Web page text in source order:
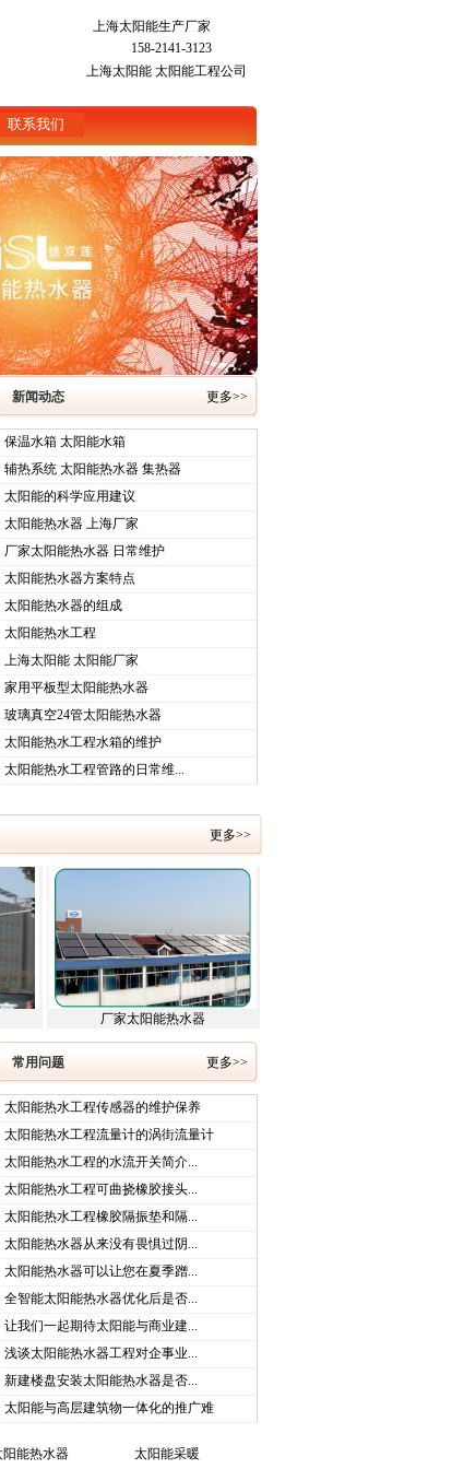
上海太阳能生产厂家
158-2141-3123
上海太阳能 太阳能工程公司
联系我们
新闻动态 更多>>
保温水箱 太阳能水箱
辅热系统 太阳能热水器 集热器
太阳能的科学应用建议
太阳能热水器 上海厂家
厂家太阳能热水器 日常维护
太阳能热水器方案特点
太阳能热水器的组成
太阳能热水工程
上海太阳能 太阳能厂家
家用平板型太阳能热水器
玻璃真空24管太阳能热水器
太阳能热水工程水箱的维护
太阳能热水工程管路的日常维...
更多>>
厂家太阳能热水器
常用问题 更多>>
太阳能热水工程传感器的维护保养
太阳能热水工程流量计的涡街流量计
太阳能热水工程的水流开关简介...
太阳能热水工程可曲挠橡胶接头...
太阳能热水工程橡胶隔振垫和隔...
太阳能热水器从来没有畏惧过阴...
太阳能热水器可以让您在夏季蹭...
全智能太阳能热水器优化后是否...
让我们一起期待太阳能与商业建...
浅谈太阳能热水器工程对企事业...
新建楼盘安装太阳能热水器是否...
太阳能与高层建筑物一体化的推广难
阳能热水器
太阳能采暖